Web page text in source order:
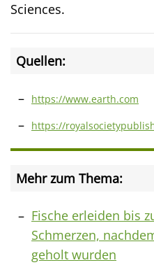
Sciences.
Quellen:
https://www.earth.com
https://
Mehr zum Thema:
Fische erleiden bis
Schmerzen,
geholt wurden